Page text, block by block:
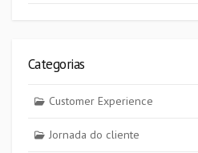
Categorias
Customer Experience
Jornada do cliente